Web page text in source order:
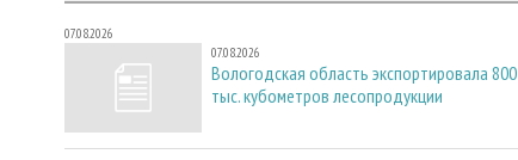
07.08.2026
07.08.2026
Вологодская область экспортировала 800
тыс. кубометров лесопродукции